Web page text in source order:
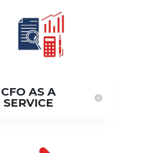
CFO AS A
SERVICE